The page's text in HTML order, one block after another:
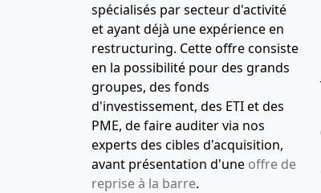
spécialisés par secteur d'activité
et ayant déjà une expérience en
restructuring. Cette offre consiste
en la possibilité pour des grands
groupes, des fonds
d'investissement, des ETI et des
PME, de faire auditer via nos
experts des cibles d'acquisition,
avant présentation d'une offre de
reprise à la barre.